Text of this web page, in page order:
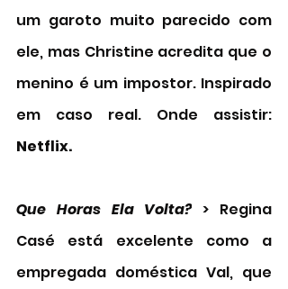
um garoto muito parecido com
ele, mas Christine acredita que o
menino é um impostor. Inspirado
Netflix.
Que Horas Ela Volta? > Regina
Casé está excelente como a
empregada doméstica Val, que